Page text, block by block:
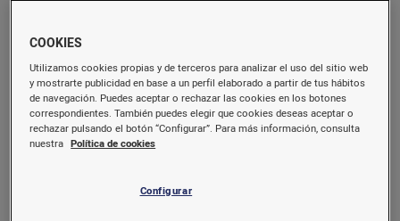
Pechuga de pollo a la
plancha
Butifarra con judías
COOKIES
Utilizamos cookies propias y de terceros para analizar el uso del sitio web
y mostrarte publicidad en base a un perfil elaborado a partir de tus hábitos
de navegación. Puedes aceptar o rechazar las cookies en los botones
correspondientes. También puedes elegir que cookies deseas aceptar o
rechazar pulsando el botón “Configurar”. Para más información, consulta
nuestra Política de cookies
Configurar